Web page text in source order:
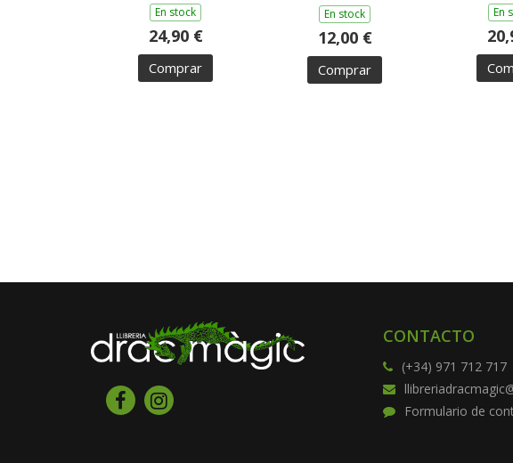
En stock
24,90 €
Comprar
En stock
12,00 €
Comprar
En
CONTACTO
(+34) 971 712 717
Formulario de